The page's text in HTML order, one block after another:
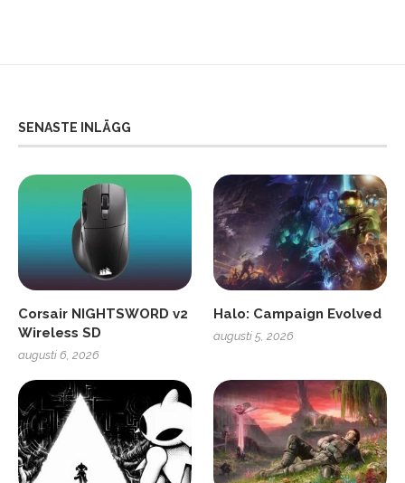
SENASTE INLÄGG
Corsair NIGHTSWORD v2
Wireless SD
augusti 6, 2026
Halo: Campaign Evolved
augusti 5, 2026